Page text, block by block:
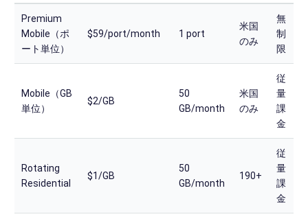
Premium
Mobile（ポ
ート単位）
$59/port/month 1 port
米国
のみ
無
制
限
Mobile（GB
単位）
$2/GB
50
GB/month
米国
のみ
従
量
課
金
Rotating
Residential
$1/GB
50
GB/month
190+
従
量
課
金